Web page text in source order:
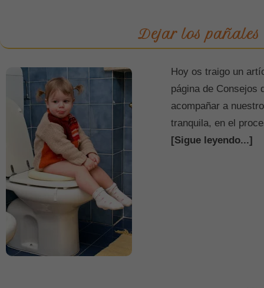
Dejar los pañales
Hoy os traigo un
página de Consejos
acompañar a
tranquila, en el
[Sigue leyendo...]